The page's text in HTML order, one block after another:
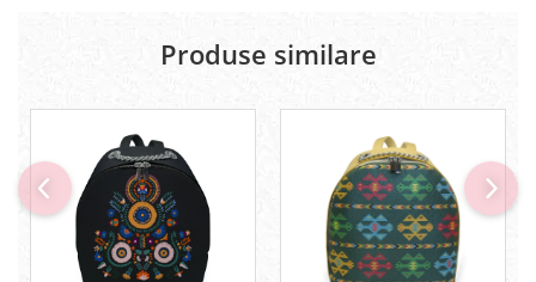
Produse similare